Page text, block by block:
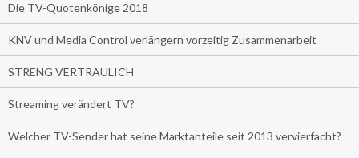
Die TV-Quotenkönige 2018
KNV und Media Control verlängern vorzeitig Zusammenarbeit
STRENG VERTRAULICH
Streaming verändert TV?
Welcher TV-Sender hat seine Marktanteile seit 2013 vervierfacht?